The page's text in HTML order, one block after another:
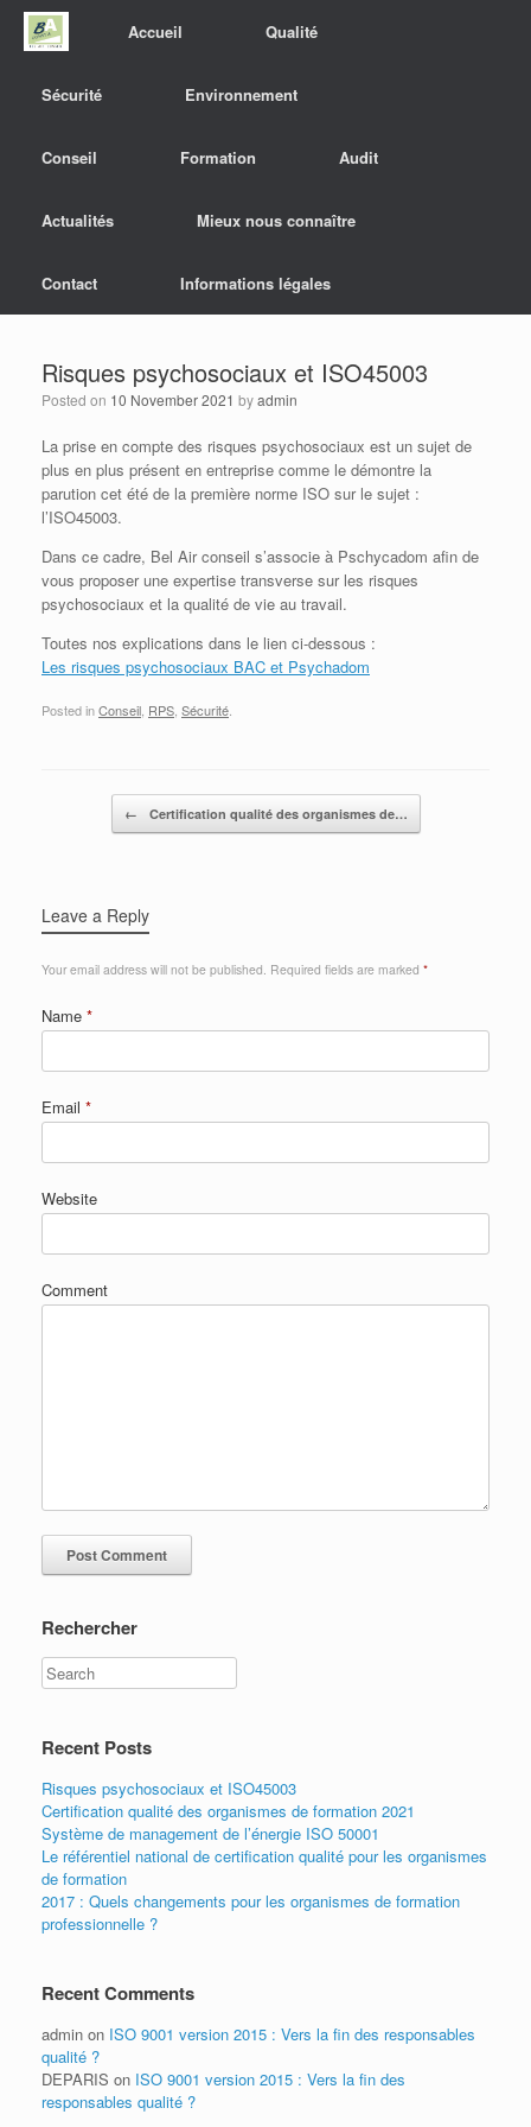
Accueil Qualité
Sécurité Environnement
Conseil Formation Audit
Actualités Mieux nous connaître
Contact Informations légales
Risques psychosociaux et ISO45003
Posted on 10 November 2021 byadmin
La prise en compte des risques psychosociaux est un sujet de
plus en plus présent en entreprise comme le démontre la
parution cet été de la première norme ISO sur le sujet :
l’ISO45003.
Dans ce cadre, Bel Air conseil s’associe à Pschycadom afin de
vous proposer une expertise transverse sur les risques
psychosociaux et la qualité de vie au travail.
Toutes nos explications dans le lien ci-dessous :
Les risques psychosociaux BAC et Psychadom
Posted inConseil RPS Sécurité
← Certification qualité des organismes de…
Leave a Reply
Your email address will not be published. Required fields are marked *
Name *
Email *
Website
Comment
Rechercher
Recent Posts
Risques psychosociaux et ISO45003
Certification qualité des organismes de formation 2021
Système de management de l’énergie ISO 50001
Le référentiel national de certification qualité pour les organismes
de formation
2017 : Quels changements pour les organismes de formation
professionnelle ?
Recent Comments
admin on ISO 9001 version 2015 : Vers la fin des responsables
qualité ?
DEPARIS on ISO 9001 version 2015 : Vers la fin des
responsables qualité ?